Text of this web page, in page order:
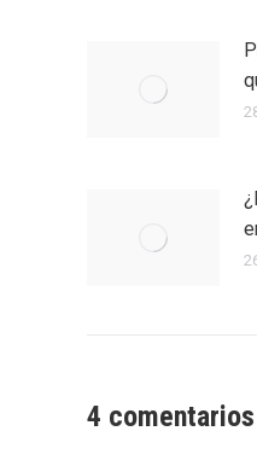
4 comentarios